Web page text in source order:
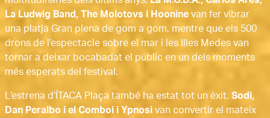
La Ludwig Band, The Molotovs i Hoonine van fer vibrar
una platja Gran plena de gom a gom, mentre que els 500
drons de l’espectacle sobre el mar i les Illes Medes van
tornar a deixar bocabadat el públic en un dels moments
més esperats del festival.
L’estrena d’ÍTACA Plaça també ha estat tot un èxit. Sodi,
Dan Peralbo i el Comboi i Ypnosi van convertir el mateix